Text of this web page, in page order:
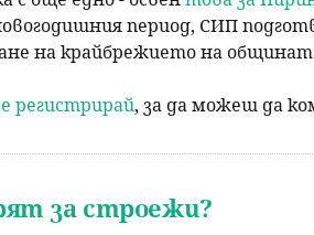
период, СИП
на крайбрежието на
регистрирай, за да можеш да
за строежи?